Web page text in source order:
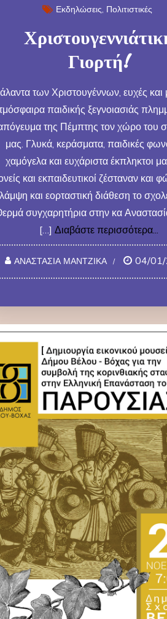
Εκδηλώσεις Πολιτιστικές
Γιορτή!
των Χριστουγέννων, ευχές και
παιδικής ξεγνοιασιάς
της Πέμπτης τον χώρο του
μας. Γλυκά, κεράσματα, παιδικές
χαμόγελα και ευχάριστα έκπληκτοι
και εκπαιδευτικοί ζέσταναν και
λάμψη και εορταστική διάθεση το
συγχαρητήρια στην κα
[…] Διαβάστε περισσότερα...
ΑΝΑΣΤΑΣΙΑ ΜΑΝΤΖΙΚΑ 04/